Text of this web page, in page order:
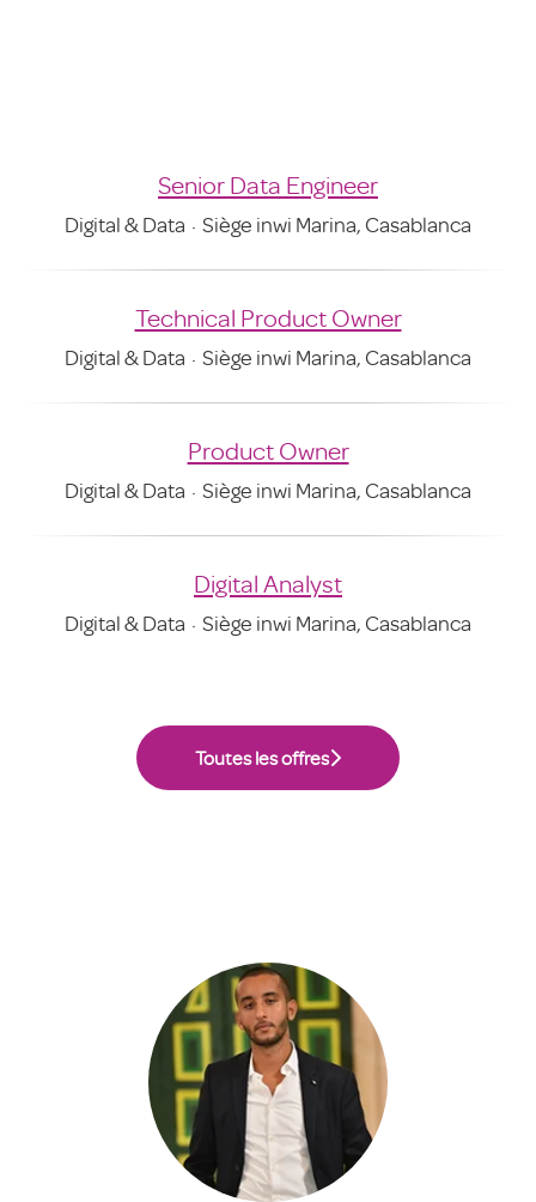
Senior Data Engineer
Digital & Data · Siège inwi Marina, Casablanca
Technical Product Owner
Digital & Data · Siège inwi Marina, Casablanca
Product Owner
Digital & Data · Siège inwi Marina, Casablanca
Digital Analyst
Digital & Data · Siège inwi Marina, Casablanca
Toutes les offres